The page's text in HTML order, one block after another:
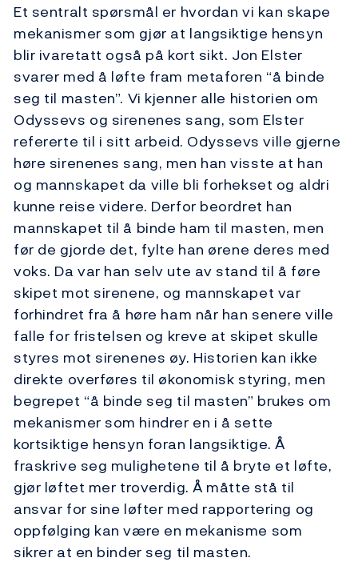
Et sentralt spørsmål er hvordan vi kan skape
mekanismer som gjør at langsiktige hensyn
blir ivaretatt også på kort sikt. Jon Elster
svarer med å løfte fram metaforen “å binde
seg til masten”. Vi kjenner alle historien om
Odyssevs og sirenenes sang, som Elster
refererte til i sitt arbeid. Odyssevs ville gjerne
høre sirenenes sang, men han visste at han
og mannskapet da ville bli forhekset og aldri
kunne reise videre. Derfor beordret han
mannskapet til å binde ham til masten, men
før de gjorde det, fylte han ørene deres med
voks. Da var han selv ute av stand til å føre
skipet mot sirenene, og mannskapet var
forhindret fra å høre ham når han senere ville
falle for fristelsen og kreve at skipet skulle
styres mot sirenenes øy. Historien kan ikke
direkte overføres til økonomisk styring, men
begrepet “å binde seg til masten” brukes om
mekanismer som hindrer en i å sette
kortsiktige hensyn foran langsiktige. Å
fraskrive seg mulighetene til å bryte et løfte,
gjør løftet mer troverdig. Å måtte stå til
ansvar for sine løfter med rapportering og
oppfølging kan være en mekanisme som
sikrer at en binder seg til masten.